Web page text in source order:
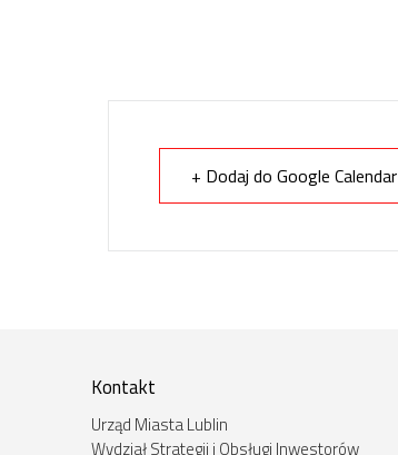
+ Dodaj do Google Calendar
Kontakt
Urząd Miasta Lublin
Wydział Strategii i Obsługi Inwestorów